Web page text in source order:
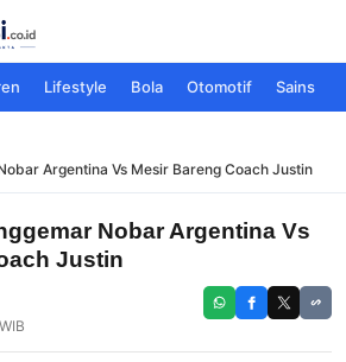
Lifestyle Bola Otomotif Sains
Argentina Vs Mesir Bareng Coach Justin
Nobar Argentina Vs
Justin